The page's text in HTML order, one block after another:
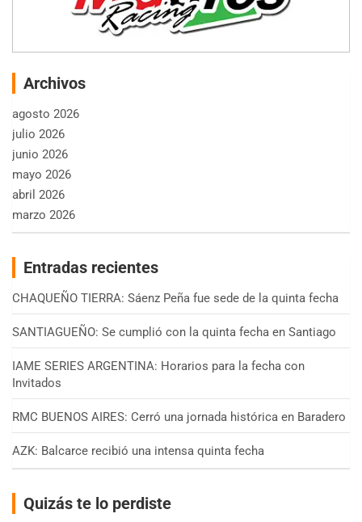
Archivos
agosto 2026
julio 2026
junio 2026
mayo 2026
abril 2026
marzo 2026
Entradas recientes
CHAQUEÑO TIERRA: Sáenz Peña fue sede de la quinta fecha
SANTIAGUEÑO: Se cumplió con la quinta fecha en Santiago
IAME SERIES ARGENTINA: Horarios para la fecha con
Invitados
RMC BUENOS AIRES: Cerró una jornada histórica en Baradero
AZK: Balcarce recibió una intensa quinta fecha
Quizás te lo perdiste